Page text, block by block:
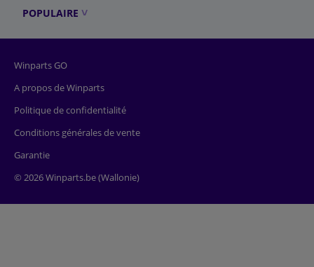
POPULAIRE
Winparts GO
A propos de Winparts
Politique de confidentialité
Conditions générales de vente
Garantie
© 2026 Winparts.be (Wallonie)